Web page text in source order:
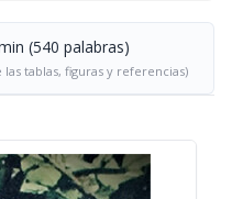
(540 palabras)
tablas, figuras y referencias)